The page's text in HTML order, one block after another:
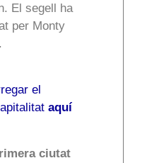
El segell ha
per Monty
el
aquí
ciutat